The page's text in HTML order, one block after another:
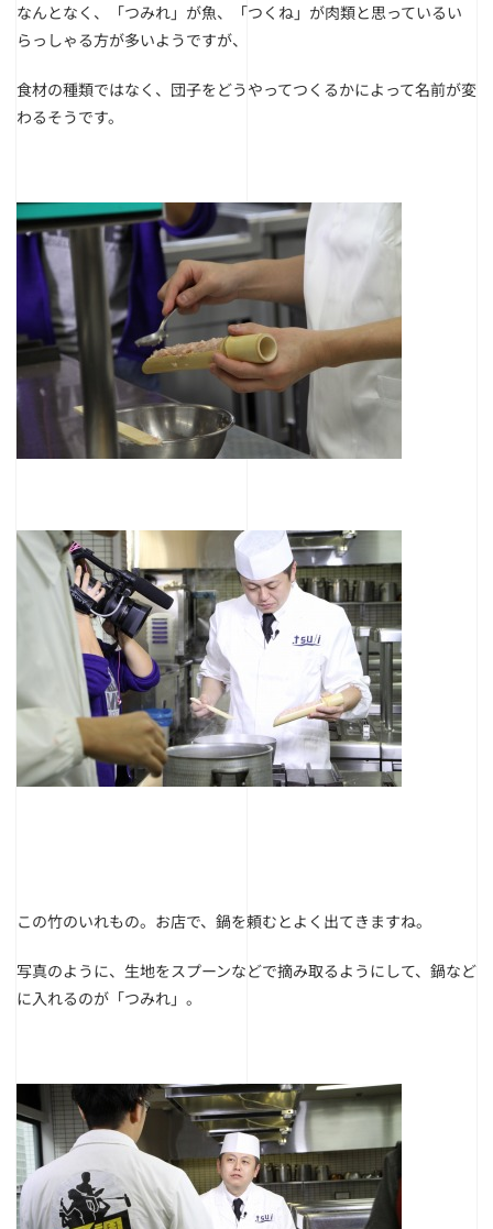
なんとなく、「つみれ」が魚、「つくね」が肉類と思っているい
らっしゃる方が多いようですが、
食材の種類ではなく、団子をどうやってつくるかによって名前が変
わるそうです。
この竹のいれもの。お店で、鍋を頼むとよく出てきますね。
写真のように、生地をスプーンなどで摘み取るようにして、鍋など
に入れるのが「つみれ」。